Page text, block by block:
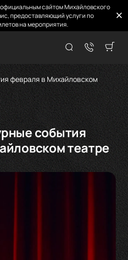
сайтом Михайловского
предоставляющий услуги по
на мероприятия.
февраля в Михайловском
события
театре